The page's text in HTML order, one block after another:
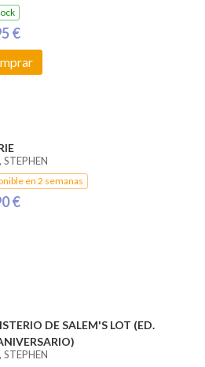
€
STEPHEN
en 2 semanas
€
DE SALEM'S LOT (ED.
STEPHEN